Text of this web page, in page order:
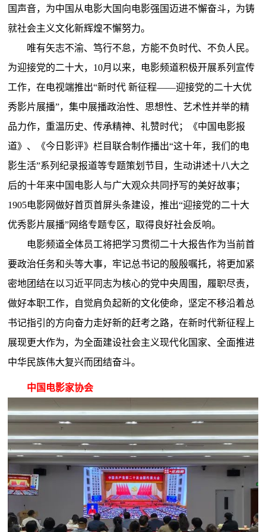
国声音，为中国从电影大国向电影强国迈进不懈奋斗，为铸
就社会主义文化新辉煌不懈努力。
唯有矢志不渝、笃行不怠，方能不负时代、不负人民。
为迎接党的二十大，10月以来，电影频道积极开展系列宣传
工作，在电视端推出“新时代 新征程——迎接党的二十大优
秀影片展播”，集中展播政治性、思想性、艺术性并举的精
品力作，重温历史、传承精神、礼赞时代；《中国电影报
道》、《今日影评》栏目联合制作播出“这十年，我们的电
影生活”系列纪录报道等专题策划节目，生动讲述十八大之
后的十年来中国电影人与广大观众共同抒写的美好故事；
1905电影网做好首页首屏头条建设，推出“迎接党的二十大
优秀影片展播”网络专题专区，取得良好社会反响。
电影频道全体员工将把学习贯彻二十大报告作为当前首
要政治任务和头等大事，牢记总书记的殷殷嘱托，将更加紧
密地团结在以习近平同志为核心的党中央周围，履职尽责，
做好本职工作，自觉肩负起新的文化使命，坚定不移沿着总
书记指引的方向奋力走好新的赶考之路，在新时代新征程上
展现更大作为，为全面建设社会主义现代化国家、全面推进
中华民族伟大复兴而团结奋斗。
中国电影家协会